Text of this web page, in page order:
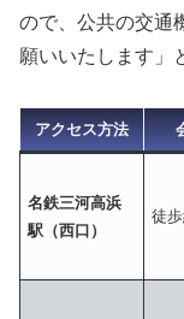
ので、公共の交通
願いいたします」
アクセス方法
名鉄三河高浜
駅（西口）
徒